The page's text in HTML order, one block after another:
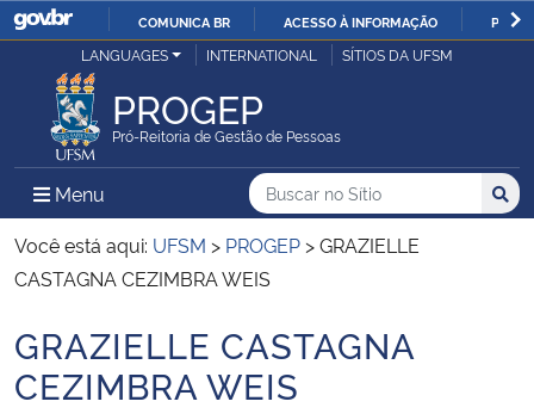
IR
COMUNICA BR ACESSO À INFORMAÇÃO
Ministério da Justiça e Segurança Pública
Ministério da Defesa
Ministério das Relações Exteriores
Ministério da Infraestrutura
LANGUAGES INTERNATIONAL SÍTIOS DA UFSM
PROGEP
Pró-Reitoria de Gestão de Pessoas
Menu Menu Principal do Sítio
Busca
Buscar no no Sítio
Busca:
Você está aqui: UFSM > PROGEP >GRAZIELLE
CASTAGNA CEZIMBRA WEIS
Início do conteúdo
GRAZIELLE CASTAGNA
CEZIMBRA WEIS